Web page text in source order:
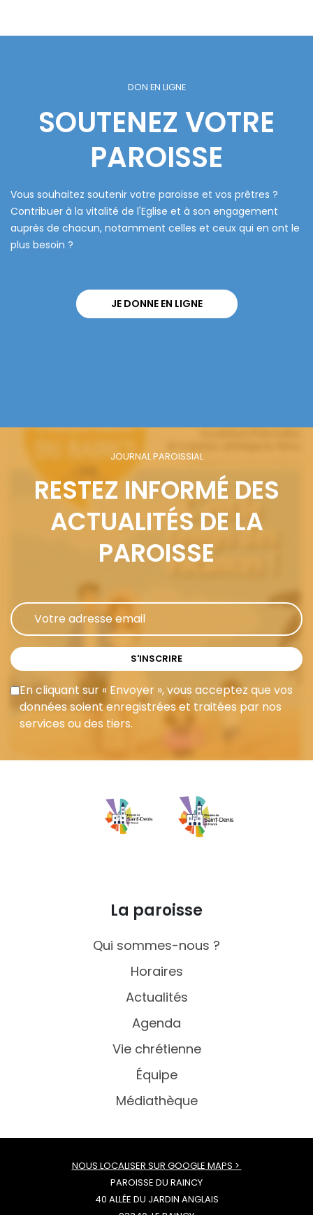
DON EN LIGNE
SOUTENEZ VOTRE
PAROISSE
Vous souhaitez soutenir votre paroisse et vos prêtres ?
Contribuer à la vitalité de l'Eglise et à son engagement
auprès de chacun, notamment celles et ceux qui en ont le
plus besoin ?
JE DONNE EN LIGNE
JOURNAL PAROISSIAL
RESTEZ INFORMÉ DES
ACTUALITÉS DE LA
PAROISSE
S'INSCRIRE
En cliquant sur « Envoyer », vous acceptez que vos
données soient enregistrées et traitées par nos
services ou des tiers.
La paroisse
Qui sommes-nous ?
Horaires
Actualités
Agenda
Vie chrétienne
Équipe
Médiathèque
NOUS LOCALISER SUR GOOGLE MAPS >
PAROISSE DU RAINCY
40 ALLÉE DU JARDIN ANGLAIS